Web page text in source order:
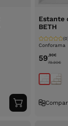
Adicionar
ao
Estante
BETH
Conforama
59,90€
79.90€